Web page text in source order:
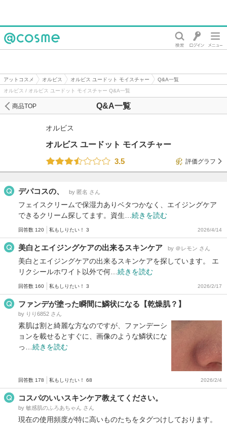
アットコスメ オルビス オルビス ユードット モイスチャー
Q&A一覧
オルビス / オルビス ユードット モイスチャー Q&A一覧
Q&A一覧
商品TOP
オルビス
オルビス ユードット モイスチャー
3.5
評価グラフ
デパコスの、 by 匿名 さん
フェイスクリームで保湿力ありベタつかなく、エイジングケア
できるクリーム探してます。資生… 続きを読む
回答数 120 私もしりたい！ 3 2026/4/14
美白とエイジングケアの出来るスキンケア by ＠レモン さん
美白とエイジングケアの出来るスキンケアを探しています。 エ
リクシールホワイト以外で何… 続きを読む
回答数 160 私もしりたい！ 3 2026/2/17
ファンデが塗った瞬間に鱗状になる【乾燥肌？】
by りり6852 さん
素肌は割と綺麗な方なのですが、ファンデーシ
ョンを載せるとすぐに、画像のような鱗状にな
っ… 続きを読む
回答数 178 私もしりたい！ 68 2026/2/4
コスパのいいスキンケア教えてください。
by 敏感肌のふろあちゃん さん
現在の使用頻度が特に高いものたちをタグつけしております。